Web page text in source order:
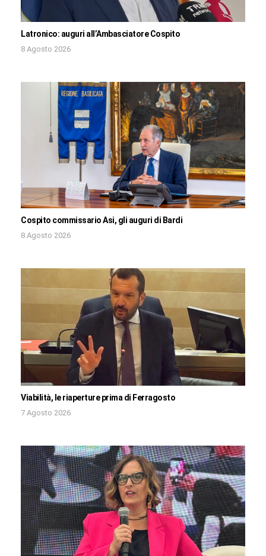
Latronico: auguri all’Ambasciatore Cospito
8 Agosto 2026
Cospito commissario Asi, gli auguri di Bardi
8 Agosto 2026
Viabilità, le riaperture prima di Ferragosto
7 Agosto 2026